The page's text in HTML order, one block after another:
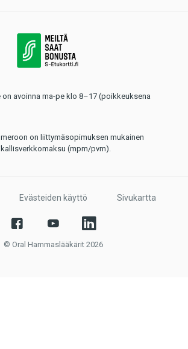
avoinna ma-pe klo 8–17 (poikkeuksena
on liittymäsopimuksen mukainen
(mpm/pvm).
Evästeiden käyttö Sivukartta
© Oral Hammaslääkärit 2026